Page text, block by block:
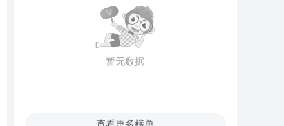
暂无数据
查看更多榜单